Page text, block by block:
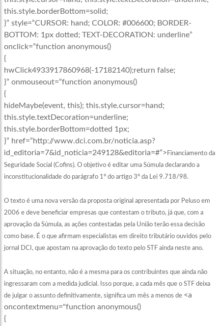
this.style.borderBottom=solid;
}” style=”CURSOR: hand; COLOR: #006600; BORDER-
BOTTOM: 1px dotted; TEXT-DECORATION: underline”
onclick=”function anonymous()
{
hwClick4933917860968(-17182140);return false;
}” onmouseout=”function anonymous()
{
hideMaybe(event, this); this.style.cursor=hand;
this.style.textDecoration=underline;
this.style.borderBottom=dotted 1px;
}” href=”http://www.dci.com.br/noticia.asp?
id_editoria=7&id_noticia=249128&editoria=#”> Financiamentoda
Seguridade Social (Cofins). O objetivo é editar uma Súmula declarando a
inconstitucionalidade do parágrafo 1º do artigo 3º da Lei 9.718/98.
O texto é uma nova versão da proposta original apresentada por Peluso em
2006 e deve beneficiar empresas que contestam o tributo, já que, com a
aprovação da Súmula, as ações contestadas pela União terão essa decisão
como base. É o que afirmam especialistas em direito tributário ouvidos pelo
jornal DCI, que apostam na aprovação do texto pelo STF ainda neste ano.
A situação, no entanto, não é a mesma para os contribuintes que ainda não
ingressaram com a medida judicial. Isso porque, a cada mês que o STF deixa
de julgar o assunto definitivamente, significa um mês a menos de <a
oncontextmenu="function anonymous()
{